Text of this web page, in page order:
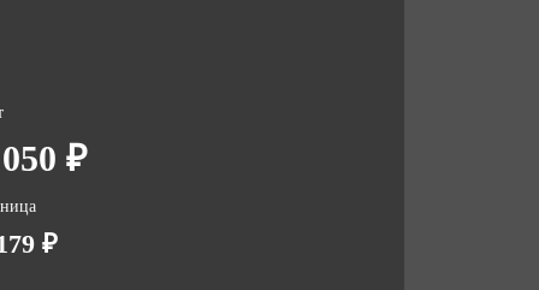
₽
₽